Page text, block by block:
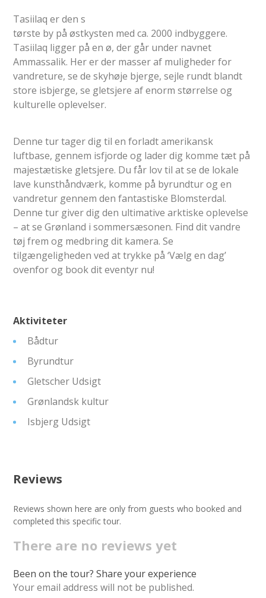
Tasiilaq er den s
tørste by på østkysten med ca. 2000 indbyggere.
Tasiilaq ligger på en ø, der går under navnet
Ammassalik. Her er der masser af muligheder for
vandreture, se de skyhøje bjerge, sejle rundt blandt
store isbjerge, se gletsjere af enorm størrelse og
kulturelle oplevelser.
Denne tur tager dig til en forladt amerikansk
luftbase, gennem isfjorde og lader dig komme tæt på
majestætiske gletsjere. Du får lov til at se de lokale
lave kunsthåndværk, komme på byrundtur og en
vandretur gennem den fantastiske Blomsterdal.
Denne tur giver dig den ultimative arktiske oplevelse
– at se Grønland i sommersæsonen. Find dit vandre
tøj frem og medbring dit kamera. Se
tilgængeligheden ved at trykke på ‘Vælg en dag’
ovenfor og book dit eventyr nu!
Aktiviteter
Bådtur
Byrundtur
Gletscher Udsigt
Grønlandsk kultur
Isbjerg Udsigt
Reviews
Reviews shown here are only from guests who booked and
completed this specific tour.
There are no reviews yet
Been on the tour? Share your experience
Your email address will not be published.